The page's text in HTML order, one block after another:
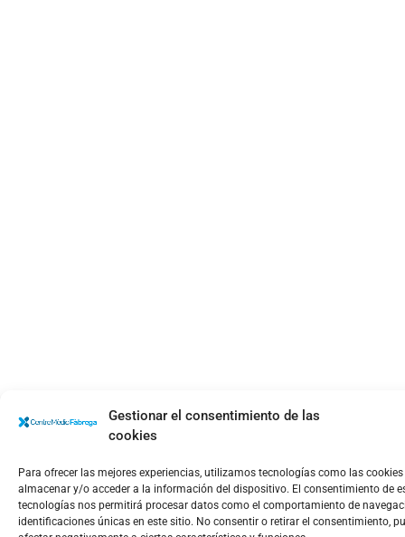
Gestionar el consentimiento de las
cookies
Para ofrecer las mejores experiencias, utilizamos tecnologías como las
almacenar y/o acceder a la información del dispositivo. El consentimiento de
tecnologías nos permitirá procesar datos como el comportamiento de
identificaciones únicas en este sitio. No consentir o retirar el consentimiento,